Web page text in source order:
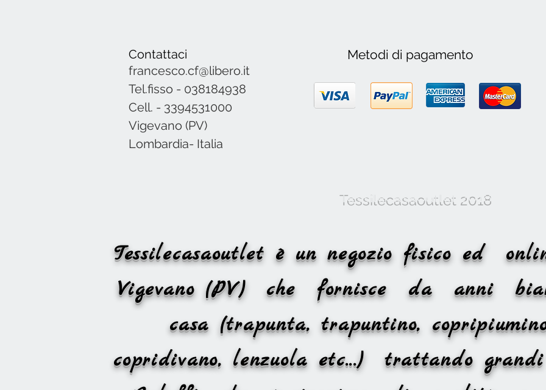
Contattaci
francesco.cf@libero.it
Tel.fisso - 038184938
Cell. - 3394531000
Vigevano (PV)
Lombardia- Italia
Metodi di pagamento
Tessilecasaoutlet 2018
Tessilecasaoutlet è un negozio fisico ed
Vigevano (PV) che fornisce da anni
casa (trapunta, trapuntino,
copridivano, lenzuola etc...) trattando